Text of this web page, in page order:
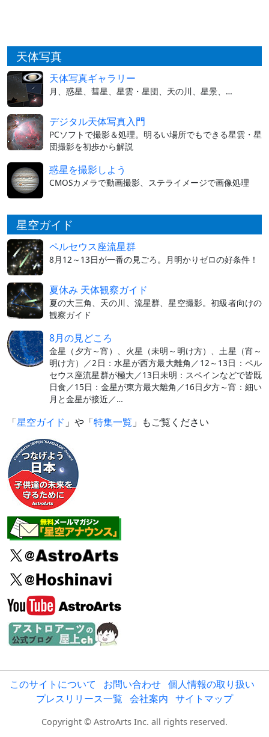
天体写真
天体写真ギャラリー
月、惑星、彗星、星雲・星団、天の川、星景、…
デジタル天体写真入門
PCソフトで撮影＆処理。明るい場所でもできる星雲・星
団撮影を初歩から解説
惑星を撮影しよう
CMOSカメラで動画撮影、ステライメージで画像処理
星空ガイド
ペルセウス座流星群
8月12～13日が一番の見ごろ。月明かりゼロの好条件！
夏休み 天体観察ガイド
夏の大三角、天の川、流星群、星空撮影。初級者向けの
観察ガイド
8月の見どころ
金星（夕方～宵）、火星（未明～明け方）、土星（宵～
明け方）／2日：水星が西方最大離角／12～13日：ペル
セウス座流星群が極大／13日未明：スペインなどで皆既
日食／15日：金星が東方最大離角／16日夕方～宵：細い
月と金星が接近／…
「星空ガイド」や「特集一覧」もご覧ください
このサイトについて お問い合わせ 個人情報の取り扱い
プレスリリース一覧 会社案内 サイトマップ
Copyright © AstroArts Inc. all rights reserved.